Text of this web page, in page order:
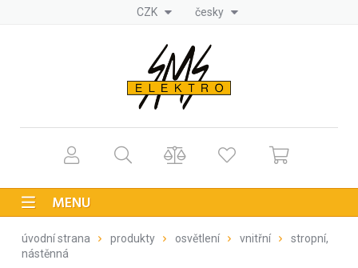
CZK česky
MENU
úvodní strana produkty osvětlení vnitřní
stropní,
nástěnná